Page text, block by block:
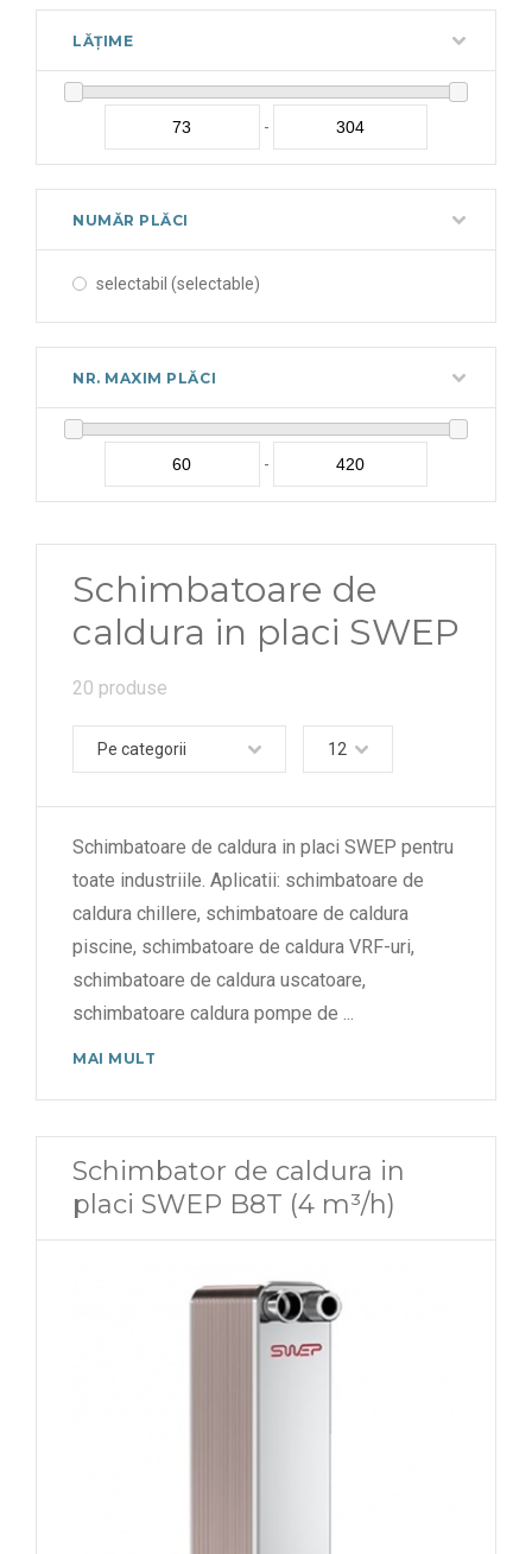
LĂȚIME
-
NUMĂR PLĂCI
selectabil (selectable)
NR. MAXIM PLĂCI
-
Schimbatoare de
caldura in placi SWEP
20 produse
Pe categorii 12
Schimbatoare de caldura in placi SWEP pentru
toate industriile. Aplicatii: schimbatoare de
caldura chillere, schimbatoare de caldura
piscine, schimbatoare de caldura VRF-uri,
schimbatoare de caldura uscatoare,
schimbatoare caldura pompe de ...
MAI MULT
Schimbator de caldura in
placi SWEP B8T (4 m³/h)